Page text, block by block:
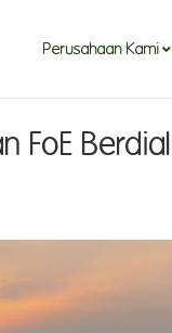
Perusahaan Kami
FoE